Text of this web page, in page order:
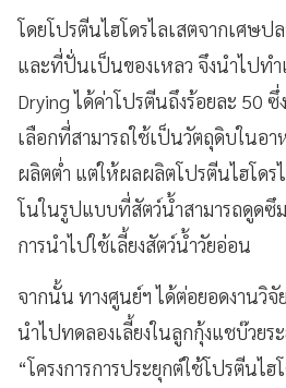
โดยโปรตีนไฮโดรไลเสตจากเศษป
และที่ปั่นเป็นของเหลว จึงนำไปทำ
Drying ได้ค่าโปรตีนถึงร้อยละ 50
เลือกที่สามารถใช้เป็นวัตถุดิบในอ
ผลิตต่ำ แต่ให้ผลผลิตโปรตีนไฮโดร
โนในรูปแบบที่สัตว์น้ำสามารถดูดซึ
การนำไปใช้เลี้ยงสัตว์น้ำวัยอ่อน
จากนั้น ทางศูนย์ฯ ได้ต่อยอดงานวิจั
นำไปทดลองเลี้ยงในลูกกุ้งแชบ๊วยร
“โครงการการประยุกต์ใช้โปรตีนไ